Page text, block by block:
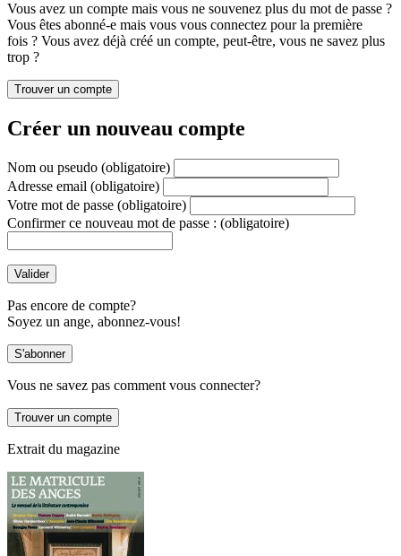
Vous avez un compte mais vous ne souvenez plus du mot de passe ?
Vous êtes abonné-e mais vous vous connectez pour la première
fois ? Vous avez déjà créé un compte, peut-être, vous ne savez plus
trop ?
Créer un nouveau compte
Nom ou pseudo (obligatoire)
Adresse email (obligatoire)
Votre mot de passe (obligatoire)
Confirmer ce nouveau mot de passe : (obligatoire)
Pas encore de compte?
Soyez un ange, abonnez-vous!
Vous ne savez pas comment vous connecter?
Extrait du magazine